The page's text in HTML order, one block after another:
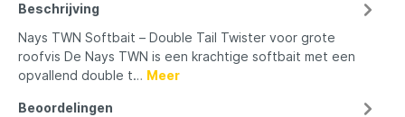
Beschrijving
Nays TWN Softbait – Double Tail Twister voor grote
roofvis De Nays TWN is een krachtige softbait met een
opvallend double t… Meer
Beoordelingen